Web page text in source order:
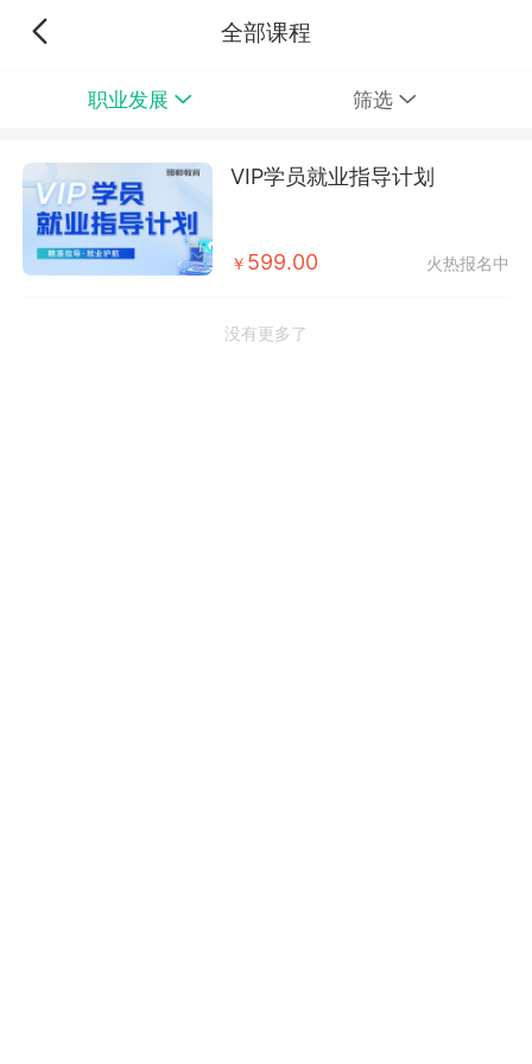
全部课程
职业发展 筛选
VIP学员就业指导计划
￥ 599.00 火热报名中
没有更多了